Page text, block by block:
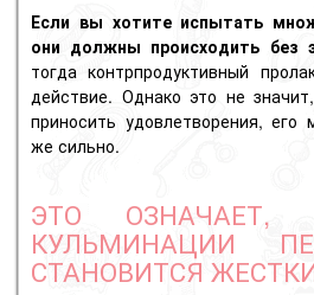
Если вы хотите испытать
они должны происходить без
тогда контрпродуктивный
действие. Однако это не
приносить удовлетворения,
же сильно.
ЭТО ОЗНАЧАЕТ,
КУЛЬМИНАЦИИ
СТАНОВИТСЯ